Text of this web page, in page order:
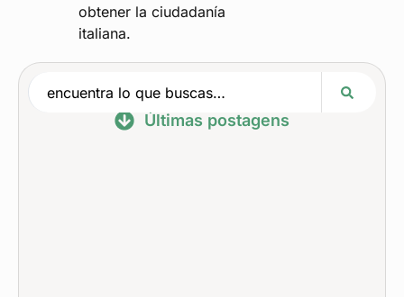
Últimas postagens
obtener la ciudadanía
italiana.